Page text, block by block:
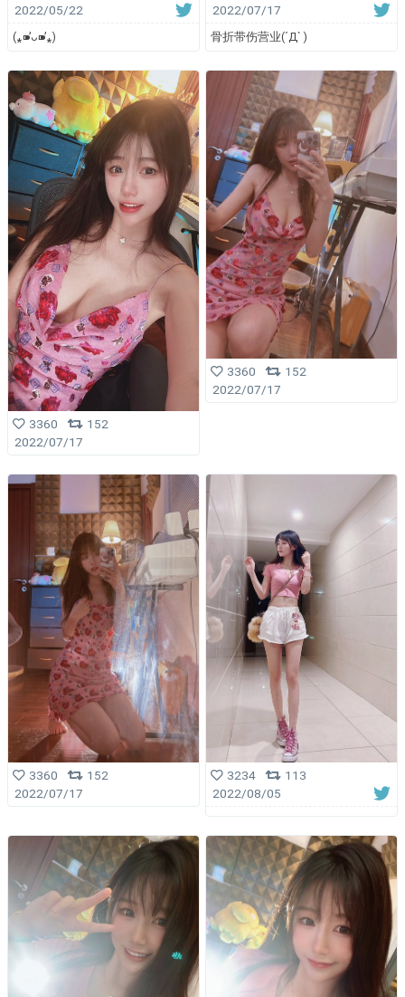
2022/05/22
(⁎⁍̴̛ᴗ⁍̴̛⁎)
2022/07/17
骨折带伤营业(´Д` )
3360
152
2022/07/17
3360
152
2022/07/17
3360
152
2022/07/17
3234
113
2022/08/05